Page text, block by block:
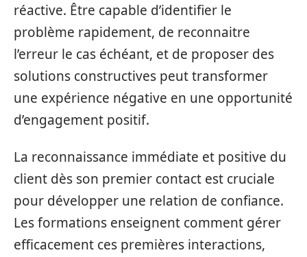
réactive. Être capable d’identifier le
problème rapidement, de reconnaitre
l’erreur le cas échéant, et de proposer des
solutions constructives peut transformer
une expérience négative en une opportunité
d’engagement positif.
La reconnaissance immédiate et positive du
client dès son premier contact est cruciale
pour développer une relation de confiance.
Les formations enseignent comment gérer
efficacement ces premières interactions,